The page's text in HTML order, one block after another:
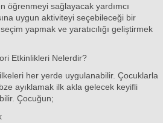
öğrenmeyi sağlayacak yardımcı
uygun aktiviteyi seçebileceği bir
yapmak ve yaratıcılığı geliştirmek
Etkinlikleri Nelerdir?
her yerde uygulanabilir. Çocuklarla
ayıklamak ilk akla gelecek keyifli
Çocuğun;